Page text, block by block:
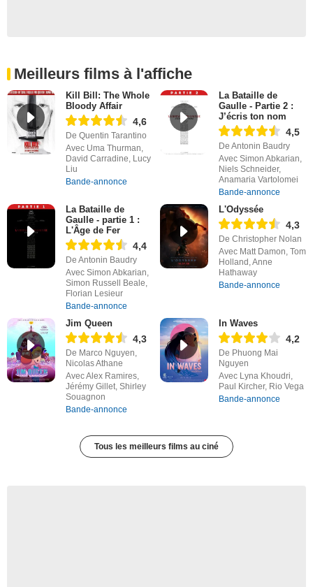
Meilleurs films à l'affiche
Kill Bill: The Whole
Bloody Affair
4,6
De Quentin Tarantino
Avec Uma Thurman,
David Carradine, Lucy
Liu
Bande-annonce
La Bataille de
Gaulle - Partie 2 :
J’écris ton nom
4,5
De Antonin Baudry
Avec Simon Abkarian,
Niels Schneider,
Anamaria Vartolomei
Bande-annonce
La Bataille de
Gaulle - partie 1 :
L'Âge de Fer
4,4
De Antonin Baudry
Avec Simon Abkarian,
Simon Russell Beale,
Florian Lesieur
Bande-annonce
L'Odyssée
4,3
De Christopher Nolan
Avec Matt Damon, Tom
Holland, Anne
Hathaway
Bande-annonce
Jim Queen
4,3
De Marco Nguyen,
Nicolas Athane
Avec Alex Ramires,
Jérémy Gillet, Shirley
Souagnon
Bande-annonce
In Waves
4,2
De Phuong Mai
Nguyen
Avec Lyna Khoudri,
Paul Kircher, Rio Vega
Bande-annonce
Tous les meilleurs films au ciné